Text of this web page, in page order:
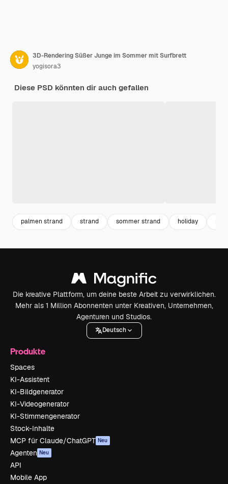
3D-Rendering Süßer Junge im Sommer mit Surfbrett
yogisora3
Diese PSD könnten dir auch gefallen
palmen strand strand sommer strand holiday
Die kreative Plattform, um deine beste Arbeit zu verwirklichen.
Mehr als 1 Million Abonnenten unter Kreativen, Unternehmen,
Agenturen und Studios.
Deutsch
Produkte
Spaces
KI-Assistent
KI-Bildgenerator
KI-Videogenerator
KI-Stimmengenerator
Stock-Inhalte
MCP für Claude/ChatGPT Neu
Agenten Neu
API
Mobile App